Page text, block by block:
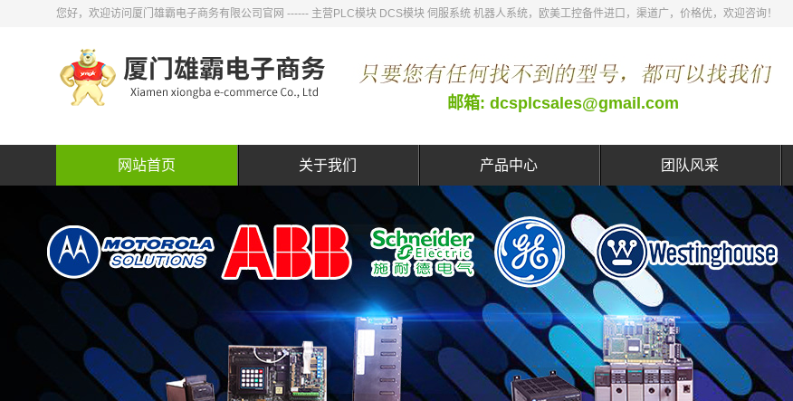
您好，欢迎访问厦门雄霸电子商务有限公司官网 ------ 主营PLC模块 DCS模块 伺服系统 机器人系统，欧美工控备件进口，渠道广，价格优，欢迎咨询！
邮箱: dcsplcsales@gmail.com
网站首页 关于我们 产品中心 团队风采